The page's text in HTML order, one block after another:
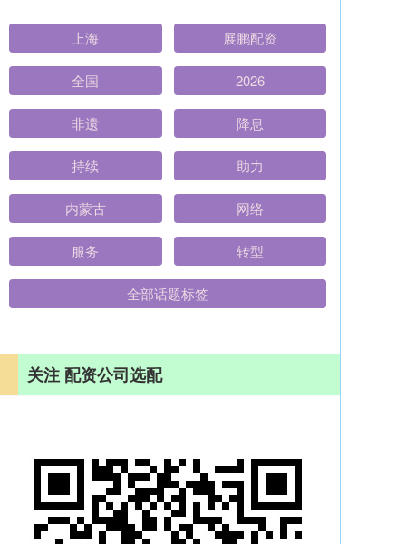
上海 展鹏配资
全国 2026
非遗 降息
持续 助力
内蒙古 网络
服务 转型
全部话题标签
关注 配资公司选配